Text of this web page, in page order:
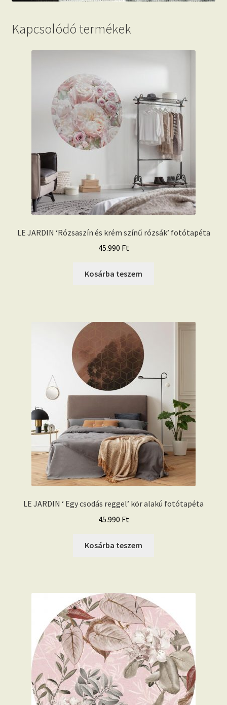
Kapcsolódó termékek
LE JARDIN ‘Rózsaszín és krém színű rózsák’ fotótapéta
45.990 Ft
Kosárba teszem
LE JARDIN ‘ Egy csodás reggel’ kör alakú fotótapéta
45.990 Ft
Kosárba teszem